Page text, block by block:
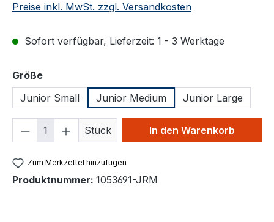
Preise inkl. MwSt. zzgl. Versandkosten
Sofort verfügbar, Lieferzeit: 1 - 3 Werktage
Größeauswählen
Junior Small
Junior Medium Junior Large
Produkt Anzahl: Gib den
Stück In den Warenkorb
Zum Merkzettel hinzufügen
Produktnummer: 1053691-JRM